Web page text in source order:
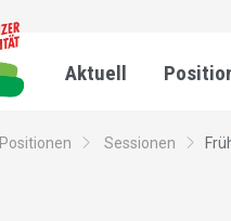
Aktuell
Positionen Sessionen